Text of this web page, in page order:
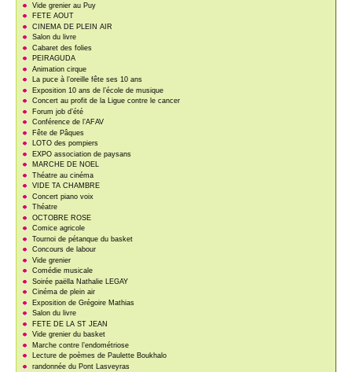
Vide grenier au Puy
FETE AOUT
CINEMA DE PLEIN AIR
Salon du livre
Cabaret des folies
PEIRAGUDA
Animation cirque
La puce à l’oreille fête ses 10 ans
Exposition 10 ans de l’école de musique
Concert au profit de la Ligue contre le cancer
Forum job d’été
Conférence de l’AFAV
Fête de Pâques
LOTO des pompiers
EXPO association de paysans
MARCHE DE NOEL
Théatre au cinéma
VIDE TA CHAMBRE
Concert piano voix
Théatre
OCTOBRE ROSE
Comice agricole
Tournoi de pétanque du basket
Concours de labour
Vide grenier
Comédie musicale
Soirée paëlla Nathalie LEGAY
Cinéma de plein air
Exposition de Grégoire Mathias
Salon du livre
FETE DE LA ST JEAN
Vide grenier du basket
Marche contre l’endométriose
Lecture de poèmes de Paulette Boukhalo
randonnée du Pont Lasveyras